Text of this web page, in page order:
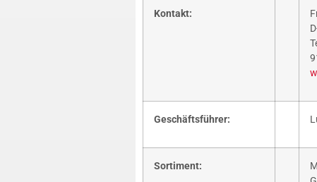
Kontakt:
Geschäftsführer:
Sortiment: